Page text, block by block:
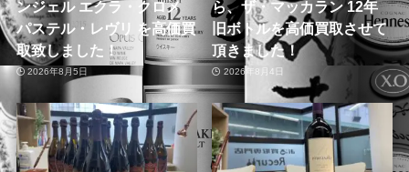
ンジェル エクラ・クロメ
パステル・レヴリ を高価買
取致しました！
2026年8月5日
ら、ザ・マッカラン 12年
旧ボトルを高価買取させて
頂きました！
2026年8月4日